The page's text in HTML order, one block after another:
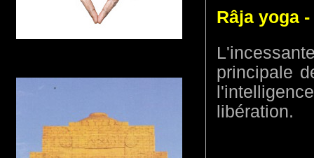
Râja yoga
principale
libération.